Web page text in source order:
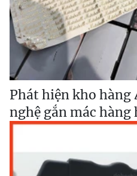
Phát hiện kho hàng
nghệ gắn mác hàng